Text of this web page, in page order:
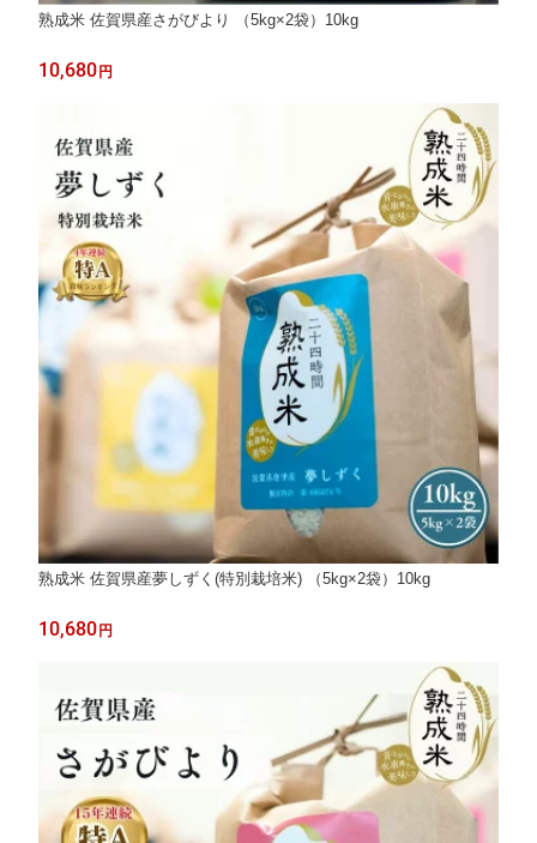
熟成米 佐賀県産さがびより （5kg×2袋）10kg
10,680 円
熟成米 佐賀県産夢しずく(特別栽培米) （5kg×2袋）10kg
10,680 円